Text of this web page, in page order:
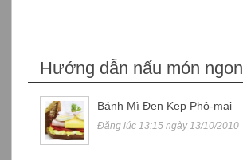
Hướng dẫn nấu món ngon
Bánh Mì Đen Kẹp Phô-mai
Đăng lúc 13:15 ngày 13/10/2010